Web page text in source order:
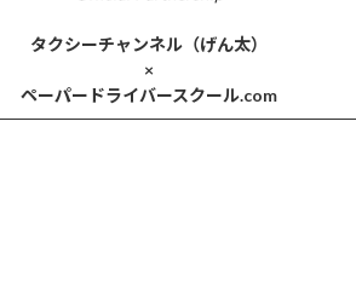
タクシーチャンネル（げん太）
×
ペーパードライバースクール.com